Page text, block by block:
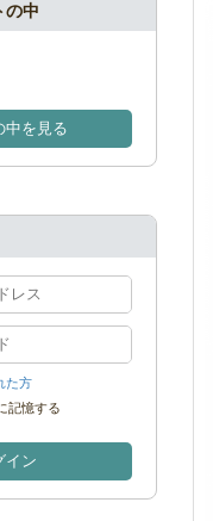
の中
中を見る
た方
記憶する
イン